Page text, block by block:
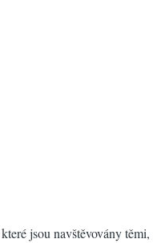
jsou navštěvovány těmi,